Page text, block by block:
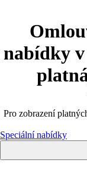
nabídky
Pro zobrazení
Speciální nabídky